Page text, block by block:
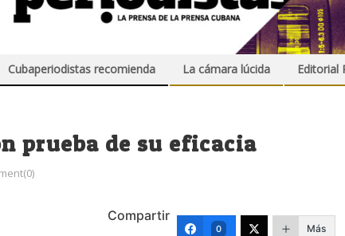
Cubaperiodistas recomienda La cámara lúcida Editorial
prueba de su eficacia
Compartir
0 Más